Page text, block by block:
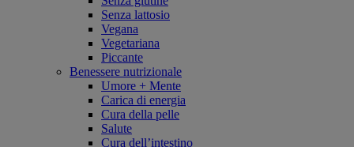
Senza lattosio
Vegana
Vegetariana
Piccante
Benessere nutrizionale
Umore + Mente
Carica di energia
Cura della pelle
Salute
Cura dell’intestino